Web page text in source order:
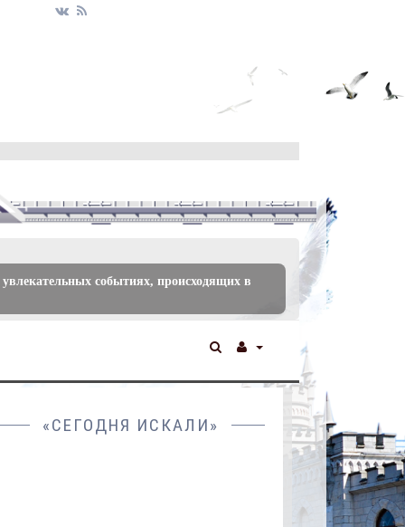
событиях, происходящих в
«СЕГОДНЯ ИСКАЛИ»